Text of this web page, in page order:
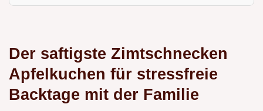
Der saftigste Zimtschnecken
Apfelkuchen für stressfreie
Backtage mit der Familie